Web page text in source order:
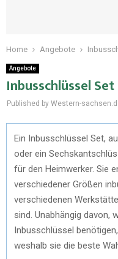
Home Angebote
Angebote
Inbusschlüssel
Published by Western-
Ein Inbusschlüssel Set,
oder ein
für den Heimwerker. Sie
verschiedener Größen
verschiedenen
sind. Unabhängig davon,
Inbusschlüssel
weshalb sie die beste